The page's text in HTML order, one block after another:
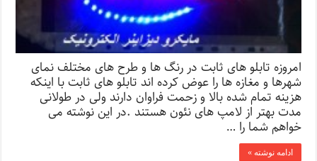
امروزه تابلو های ثابت در رنگ ها و طرح های مختلف نمای
شهرها و مغازه ها را عوض کرده اند تابلو های ثابت با اینکه
هزینه تمام شده بالا و زحمت فراوان دارند ولی در طولانی
مدت بهتر از لامپ های نئون هستند .در این نوشته می
خواهم شما را …
ادامه نوشته »